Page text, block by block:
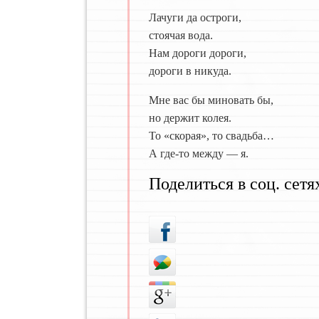
Лачуги да остроги,
стоячая вода.
Нам дороги дороги,
дороги в никуда.
Мне вас бы миновать бы,
но держит колея.
То «скорая», то свадьба…
А где-то между — я.
Поделиться в соц.